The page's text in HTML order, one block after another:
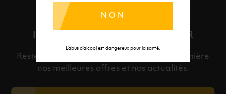
NON
L’abus d’alcool est dangereux pour la santé.
INSCRIPTION À LA NEWSLETTER
Restez informé et découvrez en avant-première
nos meilleures offres et nos actualités.